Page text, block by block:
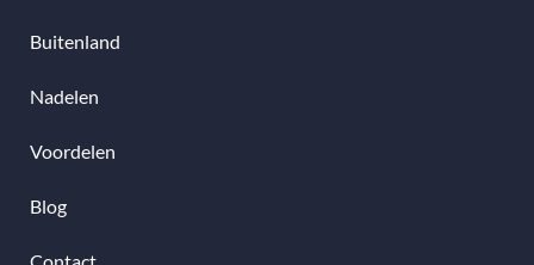
Buitenland
Nadelen
Voordelen
Blog